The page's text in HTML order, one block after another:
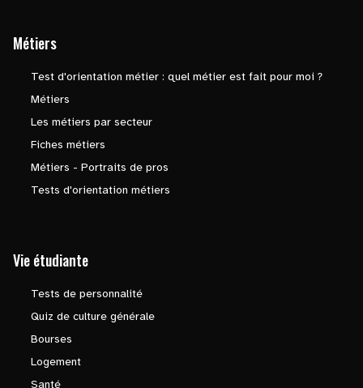
Métiers
Test d'orientation métier : quel métier est fait pour moi ?
Métiers
Les métiers par secteur
Fiches métiers
Métiers - Portraits de pros
Tests d'orientation métiers
Vie étudiante
Tests de personnalité
Quiz de culture générale
Bourses
Logement
Santé